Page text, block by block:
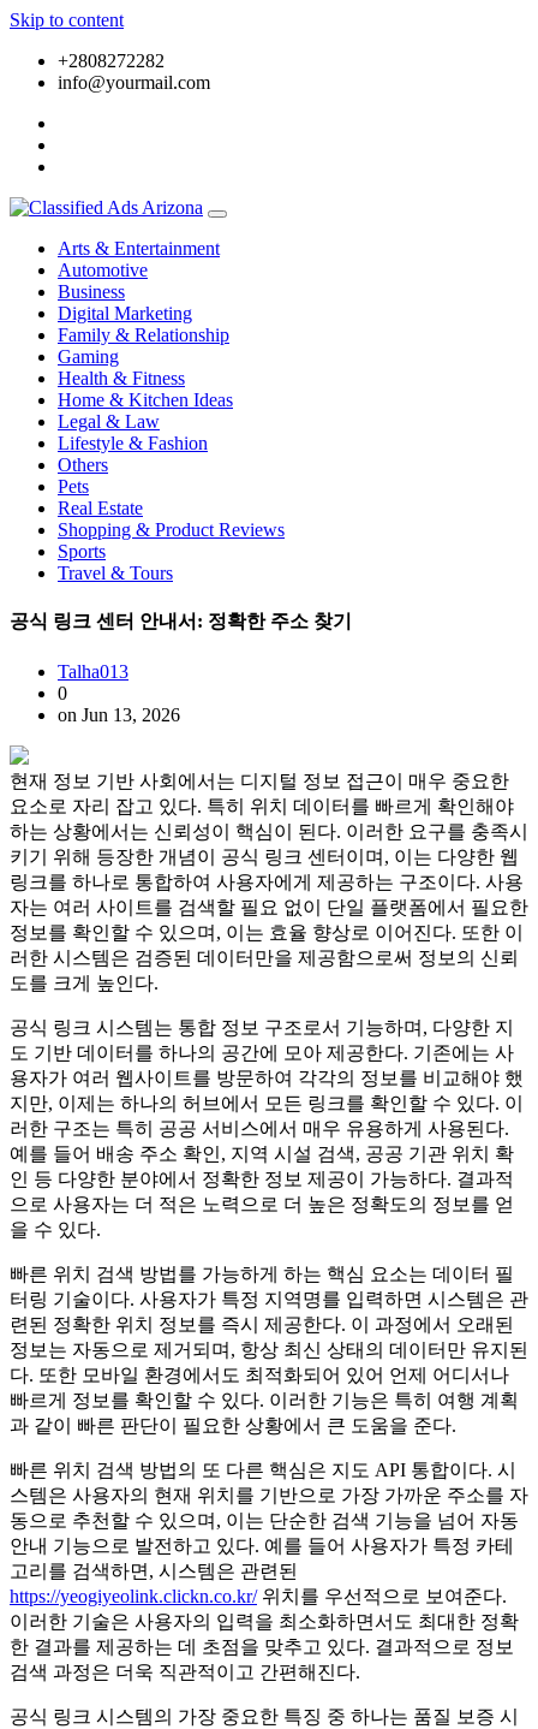
Skip to content
+2808272282
info@yourmail.com
Arts & Entertainment
Automotive
Business
Digital Marketing
Family & Relationship
Gaming
Health & Fitness
Home & Kitchen Ideas
Legal & Law
Lifestyle & Fashion
Others
Pets
Real Estate
Shopping & Product Reviews
Sports
Travel & Tours
공식 링크 센터 안내서: 정확한 주소 찾기
Talha013
0
on Jun 13, 2026
현재 정보 기반 사회에서는 디지털 정보 접근이 매우 중요한
요소로 자리 잡고 있다. 특히 위치 데이터를 빠르게 확인해야
하는 상황에서는 신뢰성이 핵심이 된다. 이러한 요구를 충족시
키기 위해 등장한 개념이 공식 링크 센터이며, 이는 다양한 웹
링크를 하나로 통합하여 사용자에게 제공하는 구조이다. 사용
자는 여러 사이트를 검색할 필요 없이 단일 플랫폼에서 필요한
정보를 확인할 수 있으며, 이는 효율 향상로 이어진다. 또한 이
러한 시스템은 검증된 데이터만을 제공함으로써 정보의 신뢰
도를 크게 높인다.
공식 링크 시스템는 통합 정보 구조로서 기능하며, 다양한 지
도 기반 데이터를 하나의 공간에 모아 제공한다. 기존에는 사
용자가 여러 웹사이트를 방문하여 각각의 정보를 비교해야 했
지만, 이제는 하나의 허브에서 모든 링크를 확인할 수 있다. 이
러한 구조는 특히 공공 서비스에서 매우 유용하게 사용된다.
예를 들어 배송 주소 확인, 지역 시설 검색, 공공 기관 위치 확
인 등 다양한 분야에서 정확한 정보 제공이 가능하다. 결과적
으로 사용자는 더 적은 노력으로 더 높은 정확도의 정보를 얻
을 수 있다.
빠른 위치 검색 방법를 가능하게 하는 핵심 요소는 데이터 필
터링 기술이다. 사용자가 특정 지역명를 입력하면 시스템은 관
련된 정확한 위치 정보를 즉시 제공한다. 이 과정에서 오래된
정보는 자동으로 제거되며, 항상 최신 상태의 데이터만 유지된
다. 또한 모바일 환경에서도 최적화되어 있어 언제 어디서나
빠르게 정보를 확인할 수 있다. 이러한 기능은 특히 여행 계획
과 같이 빠른 판단이 필요한 상황에서 큰 도움을 준다.
빠른 위치 검색 방법의 또 다른 핵심은 지도 API 통합이다. 시
스템은 사용자의 현재 위치를 기반으로 가장 가까운 주소를 자
동으로 추천할 수 있으며, 이는 단순한 검색 기능을 넘어 자동
안내 기능으로 발전하고 있다. 예를 들어 사용자가 특정 카테
고리를 검색하면, 시스템은 관련된
https://yeogiyeolink.clickn.co.kr/위치를 우선적으로 보여준다.
이러한 기술은 사용자의 입력을 최소화하면서도 최대한 정확
한 결과를 제공하는 데 초점을 맞추고 있다. 결과적으로 정보
검색 과정은 더욱 직관적이고 간편해진다.
공식 링크 시스템의 가장 중요한 특징 중 하나는 품질 보증 시